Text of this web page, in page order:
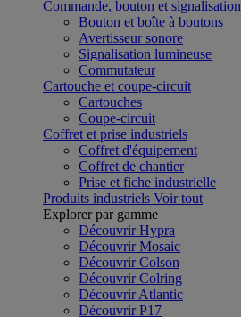
Commande, bouton et signalisation
Bouton et boîte à boutons
Avertisseur sonore
Signalisation lumineuse
Commutateur
Cartouche et coupe-circuit
Cartouches
Coupe-circuit
Coffret et prise industriels
Coffret d'équipement
Coffret de chantier
Prise et fiche industrielle
Produits industriels Voir tout
Explorer par gamme
Découvrir Hypra
Découvrir Mosaic
Découvrir Colson
Découvrir Colring
Découvrir Atlantic
Découvrir P17